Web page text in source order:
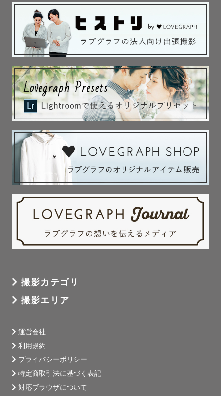
撮影カテゴリ
撮影エリア
運営会社
利用規約
プライバシーポリシー
特定商取引法に基づく表記
対応ブラウザについて